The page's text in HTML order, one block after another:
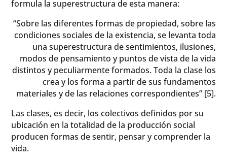
formula la superestructura de esta manera:
“Sobre las diferentes formas de propiedad, sobre las
condiciones sociales de la existencia, se levanta toda
una superestructura de sentimientos, ilusiones,
modos de pensamiento y puntos de vista de la vida
distintos y peculiarmente formados. Toda la clase los
crea y los forma a partir de sus fundamentos
materiales y de las relaciones correspondientes” [5].
Las clases, es decir, los colectivos definidos por su
ubicación en la totalidad de la producción social
producen formas de sentir, pensar y comprender la
vida.